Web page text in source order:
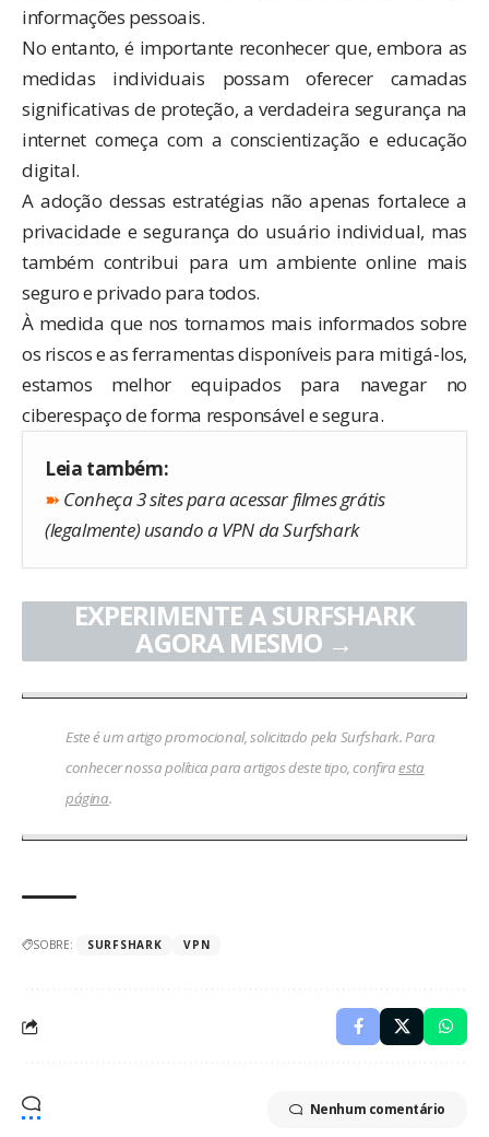
informações pessoais.
No entanto, é importante reconhecer que, embora as
medidas individuais possam oferecer camadas
significativas de proteção, a verdadeira segurança na
internet começa com a conscientização e educação
digital.
A adoção dessas estratégias não apenas fortalece a
privacidade e segurança do usuário individual, mas
também contribui para um ambiente online mais
seguro e privado para todos.
À medida que nos tornamos mais informados sobre
os riscos e as ferramentas disponíveis para mitigá-los,
estamos melhor equipados para navegar no
ciberespaço de forma responsável e segura.
Leia também:
➽ Conheça 3 sites para acessar filmes grátis
(legalmente) usando a VPN da Surfshark
EXPERIMENTE A SURFSHARK
AGORA MESMO →
Este é um artigo promocional, solicitado pela Surfshark. Para
conhecer nossa política para artigos deste tipo, confiraesta
página.
SOBRE: SURFSHARK VPN
Nenhum comentário